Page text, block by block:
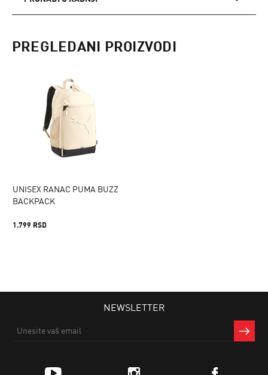
PREGLEDANI PROIZVODI
UNISEX RANAC PUMA BUZZ
BACKPACK
1.799 RSD
NEWSLETTER